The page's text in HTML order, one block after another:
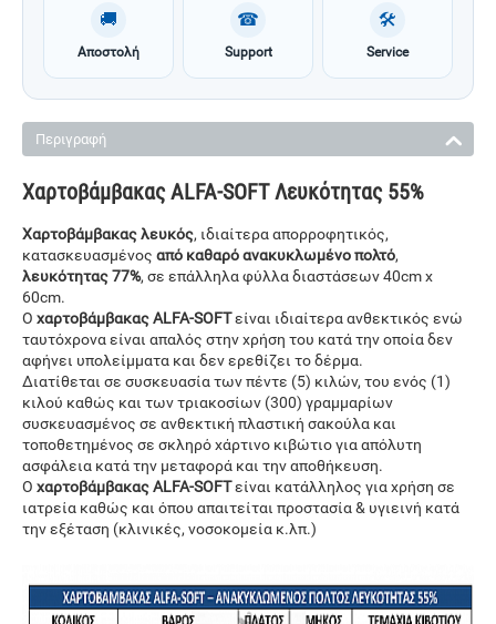
🚚
Αποστολή
☎
Support
🛠
Service
Περιγραφή
Χαρτοβάμβακας ALFA-SOFT Λευκότητας 55%
Χαρτοβάμβακας λευκός, ιδιαίτερα απορροφητικός,
κατασκευασμένος από καθαρό ανακυκλωμένο πολτό,
λευκότητας 77%, σε επάλληλα φύλλα διαστάσεων 40cm x
60cm.
Ο χαρτοβάμβακας ALFA-SOFTείναι ιδιαίτερα ανθεκτικός ενώ
ταυτόχρονα είναι απαλός στην χρήση του κατά την οποία δεν
αφήνει υπολείμματα και δεν ερεθίζει το δέρμα.
Διατίθεται σε συσκευασία των πέντε (5) κιλών, του ενός (1)
κιλού καθώς και των τριακοσίων (300) γραμμαρίων
συσκευασμένος σε ανθεκτική πλαστική σακούλα και
τοποθετημένος σε σκληρό χάρτινο κιβώτιο για απόλυτη
ασφάλεια κατά την μεταφορά και την αποθήκευση.
Ο χαρτοβάμβακαςALFA-SOFTείναι κατάλληλος για χρήση σε
ιατρεία καθώς και όπου απαιτείται προστασία & υγιεινή κατά
την εξέταση (κλινικές, νοσοκομεία κ.λπ.)